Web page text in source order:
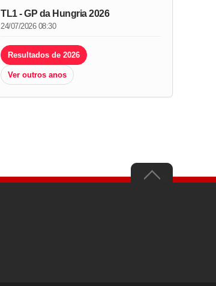
TL1 - GP da Hungria 2026
24/07/2026 08:30
Resultados de 2026
Ver outros anos